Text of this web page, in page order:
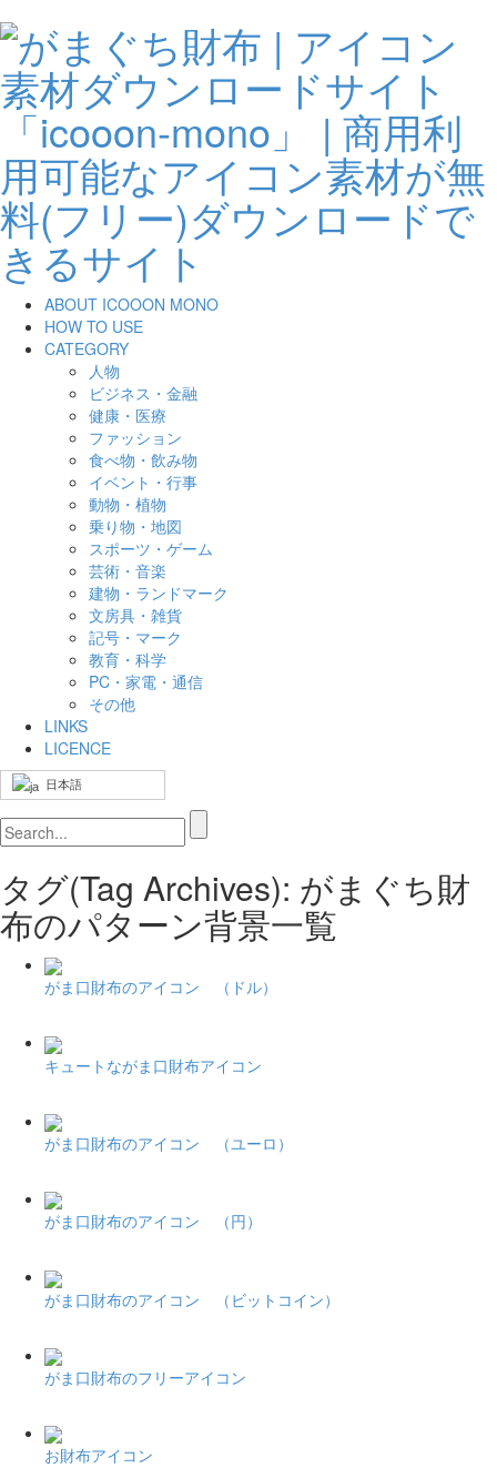
ABOUT ICOOON MONO
HOW TO USE
CATEGORY
人物
ビジネス・金融
健康・医療
ファッション
食べ物・飲み物
イベント・行事
動物・植物
乗り物・地図
スポーツ・ゲーム
芸術・音楽
建物・ランドマーク
文房具・雑貨
記号・マーク
教育・科学
PC・家電・通信
その他
LINKS
LICENCE
日本語
タグ(Tag Archives): がまぐち財
布のパターン背景一覧
がま口財布のアイコン （ドル）
キュートながま口財布アイコン
がま口財布のアイコン （ユーロ）
がま口財布のアイコン （円）
がま口財布のアイコン （ビットコイン）
がま口財布のフリーアイコン
お財布アイコン